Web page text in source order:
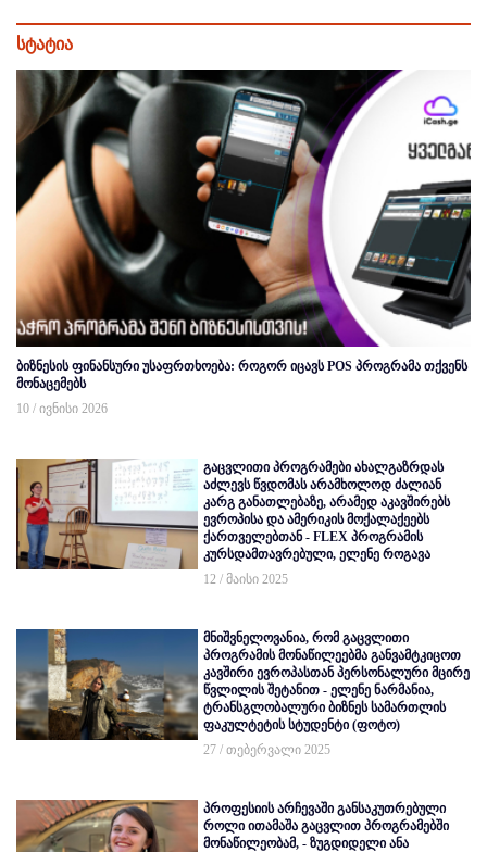
სტატია
ბიზნესის ფინანსური უსაფრთხოება: როგორ იცავს POS პროგრამა თქვენს
მონაცემებს
10 / ივნისი 2026
გაცვლითი პროგრამები ახალგაზრდას
აძლევს წვდომას არამხოლოდ ძალიან
კარგ განათლებაზე, არამედ აკავშირებს
ევროპისა და ამერიკის მოქალაქეებს
ქართველებთან - FLEX პროგრამის
კურსდამთავრებული, ელენე როგავა
12 / მაისი 2025
მნიშვნელოვანია, რომ გაცვლითი
პროგრამის მონაწილეებმა განვამტკიცოთ
კავშირი ევროპასთან პერსონალური მცირე
წვლილის შეტანით - ელენე ნარმანია,
ტრანსგლობალური ბიზნეს სამართლის
ფაკულტეტის სტუდენტი (ფოტო)
27 / თებერვალი 2025
პროფესიის არჩევაში განსაკუთრებული
როლი ითამაშა გაცვლით პროგრამებში
მონაწილეობამ, - ზუგდიდელი ანა